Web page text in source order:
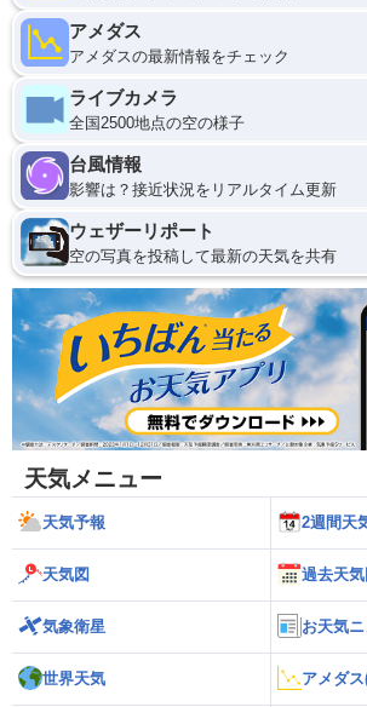
アメダス
アメダスの最新情報をチェック
ライブカメラ
全国2500地点の空の様子
台風情報
影響は？接近状況をリアルタイム更新
ウェザーリポート
空の写真を投稿して最新の天気を共有
天気メニュー
天気予報 2週間天
天気図 過去天気
気象衛星 お天気
世界天気 アメダ